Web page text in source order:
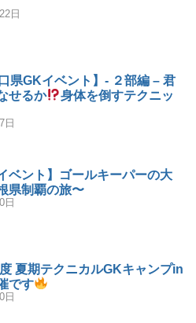
日
県GKイベント】- ２部編 – 君
せるか
身体を倒すテクニッ
日
ベント】ゴールキーパーの大
県制覇の旅〜
日
度 夏期テクニカルGKキャンプin
です
日